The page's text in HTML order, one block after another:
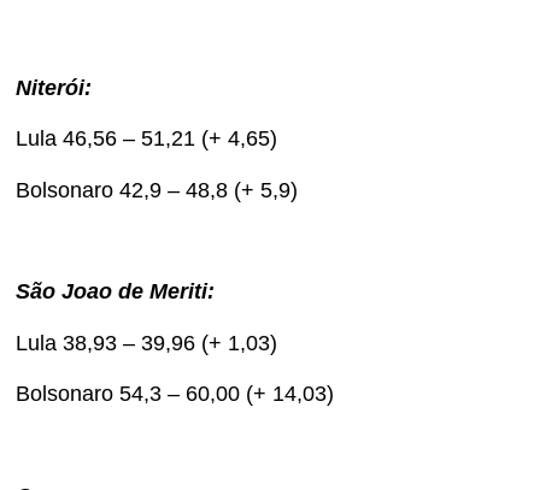
Niterói:
Lula 46,56 – 51,21 (+ 4,65)
Bolsonaro 42,9 – 48,8 (+ 5,9)
São Joao de Meriti:
Lula 38,93 – 39,96 (+ 1,03)
Bolsonaro 54,3 – 60,00 (+ 14,03)